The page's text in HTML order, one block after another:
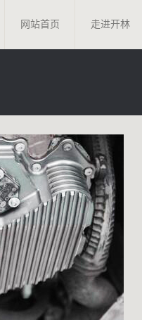
网站首页 走进开林